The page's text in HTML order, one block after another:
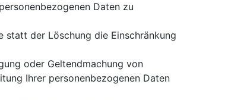
Daten zu
statt der Löschung die Einschränkung
oder Geltendmachung von
Ihrer personenbezogenen Daten